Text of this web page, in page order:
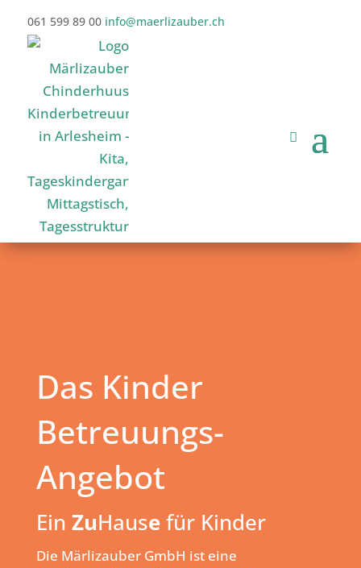
061 599 89 00 info@maerlizauber.ch
Das Kinder
Betreuungs-
Angebot
Ein ZuHausefür Kinder
Die Märlizauber GmbH ist eine